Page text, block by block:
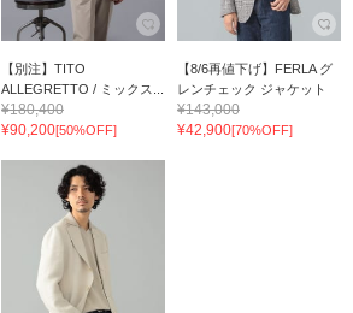
【別注】TITO
ALLEGRETTO / ミックス...
¥180,400
¥90,200[50%OFF]
【8/6再値下げ】FERLA グ
レンチェック ジャケット
¥143,000
¥42,900[70%OFF]